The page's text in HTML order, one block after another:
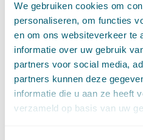
We gebruiken cookies om
personaliseren, om functies
en om ons websiteverkeer te
informatie over uw gebruik
partners voor social media,
partners kunnen deze
informatie die u aan ze heeft
verzameld op basis van uw